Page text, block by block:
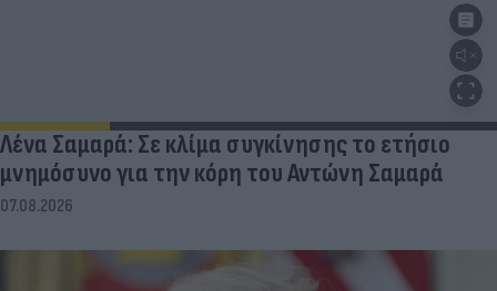
Λένα Σαμαρά: Σε κλίμα συγκίνησης το ετήσιο
μνημόσυνο για την κόρη του Αντώνη Σαμαρά
07.08.2026